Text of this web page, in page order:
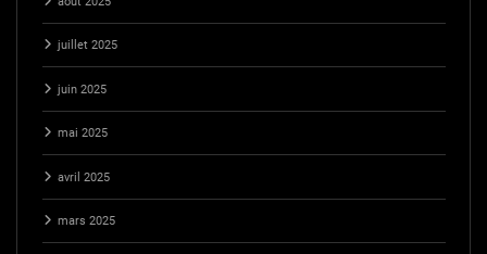
juillet 2025
juin 2025
mai 2025
avril 2025
mars 2025